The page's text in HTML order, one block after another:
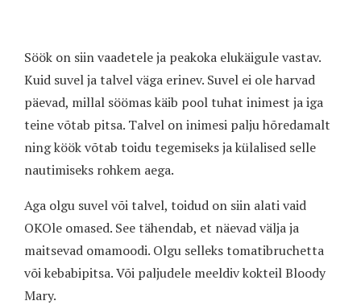
Söök on siin vaadetele ja peakoka elukäigule vastav.
Kuid suvel ja talvel väga erinev. Suvel ei ole harvad
päevad, millal söömas käib pool tuhat inimest ja iga
teine võtab pitsa. Talvel on inimesi palju hõredamalt
ning köök võtab toidu tegemiseks ja külalised selle
nautimiseks rohkem aega.
Aga olgu suvel või talvel, toidud on siin alati vaid
OKOle omased. See tähendab, et näevad välja ja
maitsevad omamoodi. Olgu selleks tomatibruchetta
või kebabipitsa. Või paljudele meeldiv kokteil Bloody
Mary.